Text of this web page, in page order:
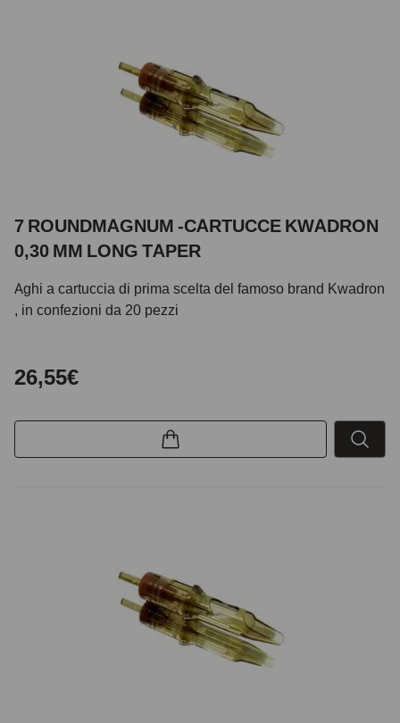
7 ROUNDMAGNUM -CARTUCCE KWADRON
0,30 MM LONG TAPER
Aghi a cartuccia di prima scelta del famoso brand Kwadron
, in confezioni da 20 pezzi
26,55€